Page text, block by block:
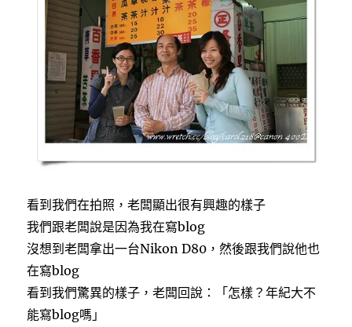
看到我們在拍照，老闆顯出很有興趣的樣子
我們跟老闆說是因為我在寫blog
沒想到老闆拿出一台Nikon D80，然後跟我們說他也
在寫blog
看到我們驚異的樣子，老闆回說：「怎樣？年紀大不
能寫blog嗎」